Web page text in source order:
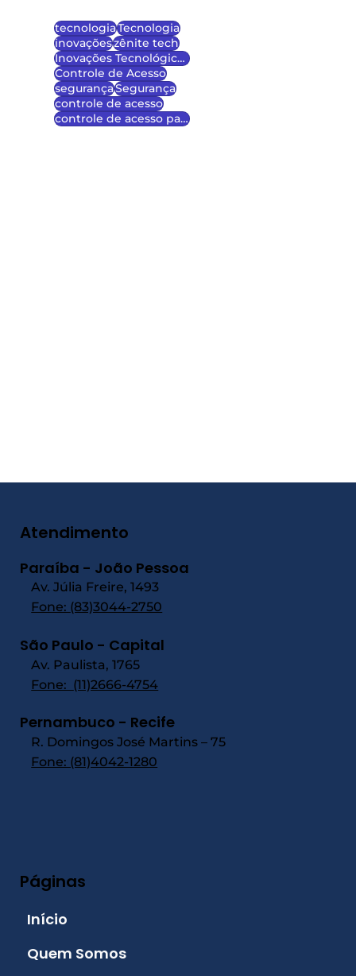
tecnologiaTecnologia
inovaçõeszênite tech
Inovações Tecnológicas
Controle de Acesso
segurançaSegurança
controle de acesso
controle de acesso para escolas
Atendimento
Paraíba - João Pessoa
Av. Júlia Freire, 1493
Fone: (83)3044-2750
São Paulo - Capital
Av. Paulista, 1765
Fone: (11)2666-4754
Pernambuco - Recife
R. Domingos José Martins – 75
Fone: (81)4042-1280
Páginas
Início
Quem Somos